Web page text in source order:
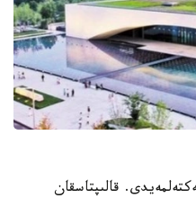
قالىپتاسقان